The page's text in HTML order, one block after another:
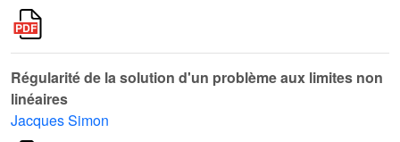
Régularité de la solution d'un problème aux limites non
linéaires
Jacques Simon